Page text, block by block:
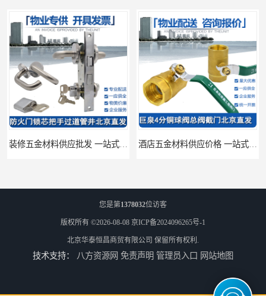
建筑五金材料供应配送 一站式五金材料供应商 脸盆冷热水龙头批发商 水龙头冷热洗脸盆池 全城配送
您是第1378032位访客
版权所有 ©2026-08-08 京ICP备2024096265号-1
北京华泰恒昌商贸有限公司 保留所有权利.
技术支持： 八方资源网 免责声明 管理员入口 网站地图